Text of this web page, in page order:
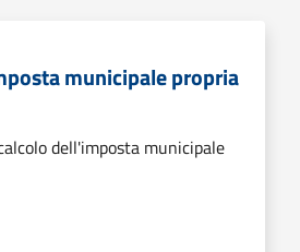
municipale propria
dell'imposta municipale